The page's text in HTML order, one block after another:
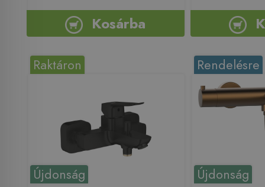
Kosárba
Újdonság
Raktáron
Újdonság
Rendelésre